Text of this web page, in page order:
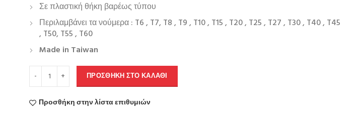
Σε πλαστική θήκη βαρέως τύπου
Περιλαμβάνει τα νούμερα : T6 , T7, T8 , T9 , T10 , T15 , T20 , T25 , T27 , T30 , T40 , T45
, T50, T55 , T60
Made in Taiwan
ΠΡΟΣΘΉΚΗ ΣΤΟ ΚΑΛΆΘΙ
Προσθήκη στην λίστα επιθυμιών